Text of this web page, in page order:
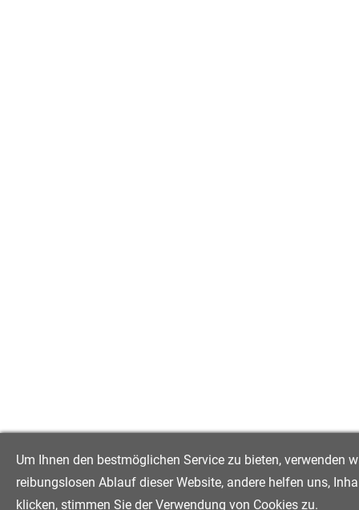
Um Ihnen den bestmöglichen Service zu bieten, verwenden
reibungslosen Ablauf dieser Website, andere helfen uns,
klicken, stimmen Sie der Verwendung von Cookies zu.